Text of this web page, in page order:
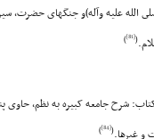
(
[81]
)
(
[84]
)